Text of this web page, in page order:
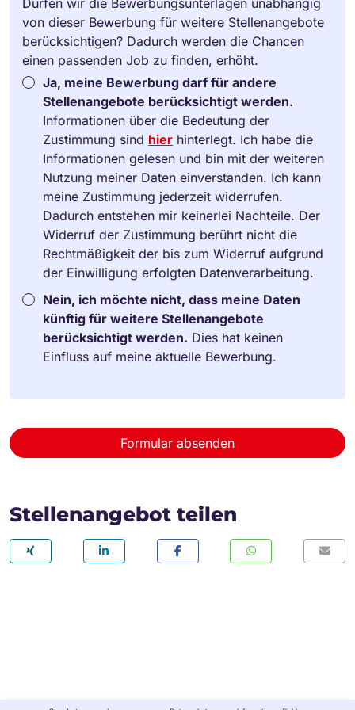
von dieser Bewerbung für weitere Stellenangebote
berücksichtigen? Dadurch werden die Chancen
einen passenden Job zu finden, erhöht.
Ja, meine Bewerbung darf für andere
Stellenangebote berücksichtigt werden.
Informationen über die Bedeutung der
Zustimmung sind hier hinterlegt. Ich habe die
Informationen gelesen und bin mit der weiteren
Nutzung meiner Daten einverstanden. Ich kann
meine Zustimmung jederzeit widerrufen.
Dadurch entstehen mir keinerlei Nachteile. Der
Widerruf der Zustimmung berührt nicht die
Rechtmäßigkeit der bis zum Widerruf aufgrund
der Einwilligung erfolgten Datenverarbeitung.
Nein, ich möchte nicht, dass meine Daten
künftig für weitere Stellenangebote
berücksichtigt werden. Dies hat keinen
Einfluss auf meine aktuelle Bewerbung.
Formular absenden
Stellenangebot teilen